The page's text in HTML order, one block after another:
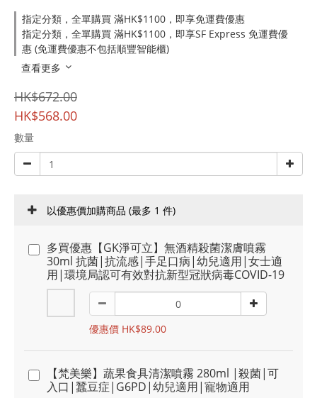
指定分類，全單購買 滿HK$1100，即享免運費優惠
指定分類，全單購買 滿HK$1100，即享SF Express 免運費優
惠 (免運費優惠不包括順豐智能櫃)
查看更多
HK$672.00
HK$568.00
數量
以優惠價加購商品 (最多 1 件)
多買優惠【GK淨可立】無酒精殺菌潔膚噴霧
30ml 抗菌|抗流感|手足口病|幼兒適用|女士適
用|環境局認可有效對抗新型冠狀病毒COVID-19
優惠價 HK$89.00
【梵美樂】蔬果食具清潔噴霧 280ml |殺菌|可
入口|蠶豆症|G6PD|幼兒適用|寵物適用